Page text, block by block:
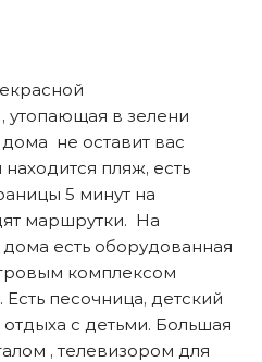
утопающая в зелени
не оставит вас
пляж, есть
5 минут на
маршрутки. На
есть оборудованная
комплексом
Есть песочница, детский
отдыха с детьми. Большая
, телевизором для